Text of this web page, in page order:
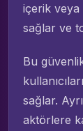
içerik veya
sağlar ve
Bu
sağlar.
aktörlere